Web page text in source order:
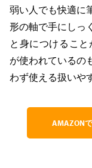
弱い人でも快適に
形の軸で手にしっ
と身につけるこ
が使われているの
わず使える扱いや
AMAZON